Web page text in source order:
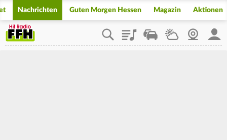
Nachrichten Guten Morgen Hessen Magazin Aktionen
PlaylistStaupilotWetterWebcam